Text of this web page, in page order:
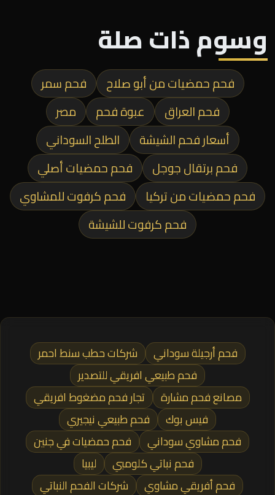
وسوم ذات صلة
فحم حمضيات من أبو صلاح
فحم سمر
فحم العراق
عبوة فحم
مصر
أسعار فحم الشيشة
الطلح السوداني
فحم برتقال جوجل
فحم حمضيات أصلي
فحم حمضيات من تركيا
فحم كرفوت للمشاوي
فحم كرفوت للشيشة
فحم أرجيلة سوداني
شركات حطب سنط احمر
فحم طبيعي افريقي للتصدير
مصانع فحم مشارة
تجار فحم مضغوط افريقي
فيس بوك
فحم طبيعي نيجيري
فحم مشاوي سوداني
فحم حمضيات في جنين
فحم نباتي كلومبي
ليبيا
فحم أفريقي مشاوي
شركات الفحم النباتي